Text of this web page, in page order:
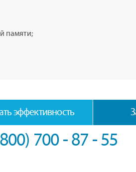
памяти;
эффективность
700 - 87 - 55